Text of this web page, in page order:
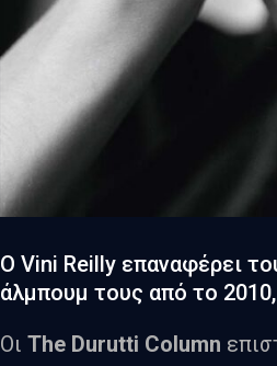
Ο Vini Reilly επαναφέρει
άλμπουμ τους από το
Οι The Durutti Column